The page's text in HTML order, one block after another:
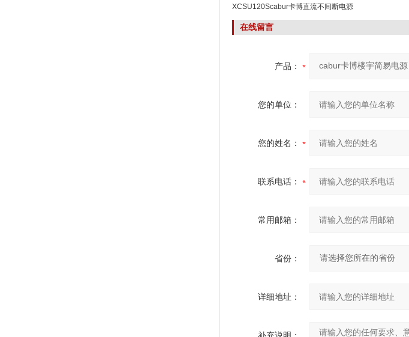
XCSU120Scabur卡博直流不间断电源
在线留言
产品：
您的单位：
您的姓名：
联系电话：
常用邮箱：
省份：
详细地址：